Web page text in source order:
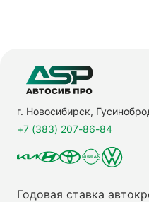
г. Новосибирск,
+7 (383) 207-86-84
Годовая ставка